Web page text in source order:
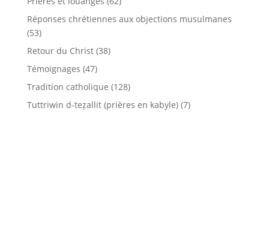
Réponses chrétiennes aux objections musulmanes
(53)
Retour du Christ(38)
Témoignages (47)
Tradition catholique (128)
Tuttriwin d-teẓallit (prières en kabyle)(7)